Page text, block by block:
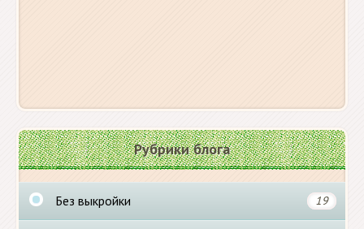
Рубрики блога
Без выкройки 19